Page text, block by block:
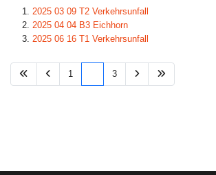
2025 03 09 T2 Verkehrsunfall
2025 04 04 B3 Eichhorn
2025 06 16 T1 Verkehrsunfall
1 3